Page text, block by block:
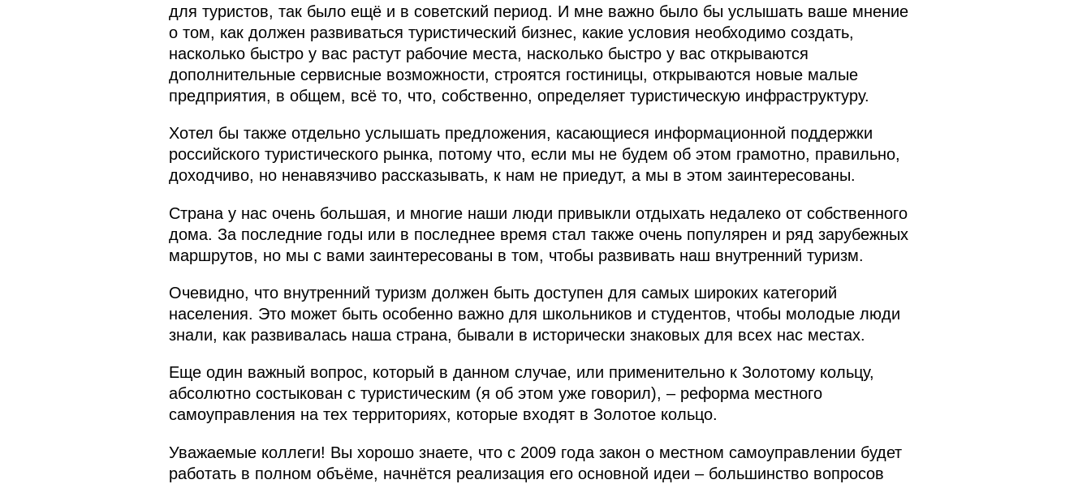
для туристов, так было ещё и в советский период. И мне важно было бы услышать ваше мнение
о том, как должен развиваться туристический бизнес, какие условия необходимо создать,
насколько быстро у вас растут рабочие места, насколько быстро у вас открываются
дополнительные сервисные возможности, строятся гостиницы, открываются новые малые
предприятия, в общем, всё то, что, собственно, определяет туристическую инфраструктуру.
Хотел бы также отдельно услышать предложения, касающиеся информационной поддержки
российского туристического рынка, потому что, если мы не будем об этом грамотно, правильно,
доходчиво, но ненавязчиво рассказывать, к нам не приедут, а мы в этом заинтересованы.
Страна у нас очень большая, и многие наши люди привыкли отдыхать недалеко от собственного
дома. За последние годы или в последнее время стал также очень популярен и ряд зарубежных
маршрутов, но мы с вами заинтересованы в том, чтобы развивать наш внутренний туризм.
Очевидно, что внутренний туризм должен быть доступен для самых широких категорий
населения. Это может быть особенно важно для школьников и студентов, чтобы молодые люди
знали, как развивалась наша страна, бывали в исторически знаковых для всех нас местах.
Еще один важный вопрос, который в данном случае, или применительно к Золотому кольцу,
абсолютно состыкован с туристическим (я об этом уже говорил), – реформа местного
самоуправления на тех территориях, которые входят в Золотое кольцо.
Уважаемые коллеги! Вы хорошо знаете, что с 2009 года закон о местном самоуправлении будет
работать в полном объёме, начнётся реализация его основной идеи – большинство вопросов